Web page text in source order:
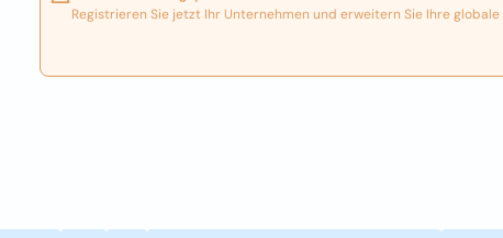
Registrieren Sie jetzt Ihr Unternehmen und erweitern Sie Ihre